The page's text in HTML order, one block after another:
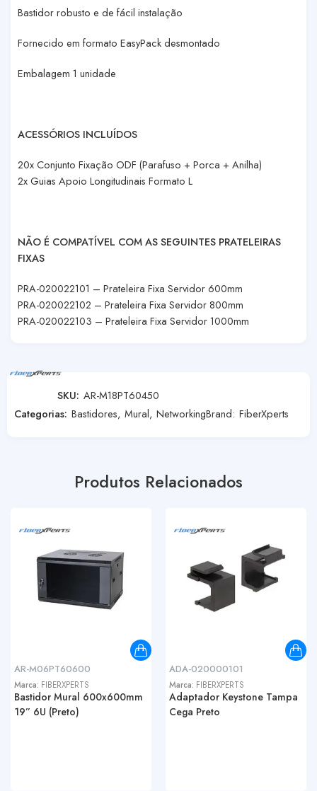
Bastidor robusto e de fácil instalação
Fornecido em formato EasyPack desmontado
Embalagem 1 unidade
ACESSÓRIOS INCLUÍDOS
20x Conjunto Fixação ODF (Parafuso + Porca + Anilha)
2x Guias Apoio Longitudinais Formato L
NÃO É COMPATÍVEL COM AS SEGUINTES PRATELEIRAS
FIXAS
PRA-020022101 – Prateleira Fixa Servidor 600mm
PRA-020022102 – Prateleira Fixa Servidor 800mm
PRA-020022103 – Prateleira Fixa Servidor 1000mm
SKU: AR-M18PT60450
Categorias: Bastidores, Mural, NetworkingBrand: FiberXperts
Produtos Relacionados
AR-M06PT60600
Marca: FIBERXPERTS
Bastidor Mural 600x600mm
19” 6U (Preto)
ADA-020000101
Marca: FIBERXPERTS
Adaptador Keystone Tampa
Cega Preto